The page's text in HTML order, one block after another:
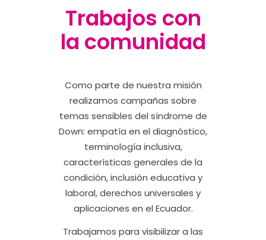
Trabajos con
la comunidad
Como parte de nuestra misión
realizamos campañas sobre
temas sensibles del síndrome de
Down: empatía en el diagnóstico,
terminología inclusiva,
características generales de la
condición, inclusión educativa y
laboral, derechos universales y
aplicaciones en el Ecuador.
Trabajamos para visibilizar a las